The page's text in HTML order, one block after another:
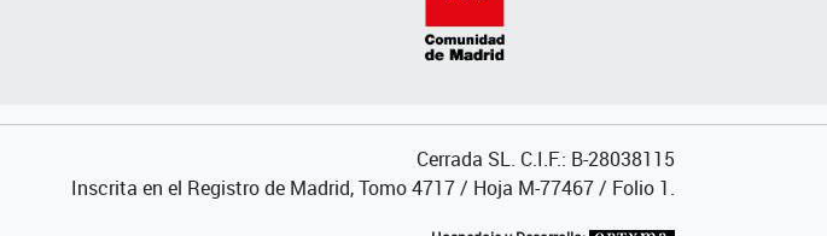
Cerrada SL. C.I.F.: B-28038115
Inscrita en el Registro de Madrid, Tomo 4717 / Hoja M-77467 / Folio 1.